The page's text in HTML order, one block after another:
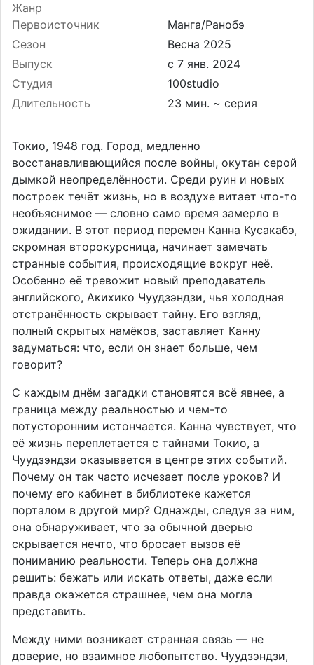
Жанр
Первоисточник
Манга/Ранобэ
Сезон
Весна 2025
Выпуск
Студия
100studio
Длительность
23 мин. ~ серия
Токио, 1948 год. Город, медленно
восстанавливающийся после войны, окутан серой
дымкой неопределённости. Среди руин и новых
построек течёт жизнь, но в воздухе витает что-то
необъяснимое — словно само время замерло в
ожидании. В этот период перемен Канна Кусакабэ,
скромная второкурсница, начинает замечать
странные события, происходящие вокруг неё.
Особенно её тревожит новый преподаватель
английского, Акихико Чуудзэндзи, чья холодная
отстранённость скрывает тайну. Его взгляд,
полный скрытых намёков, заставляет Канну
задуматься: что, если он знает больше, чем
говорит?
С каждым днём загадки становятся всё явнее, а
граница между реальностью и чем-то
потусторонним истончается. Канна чувствует, что
её жизнь переплетается с тайнами Токио, а
Чуудзэндзи оказывается в центре этих событий.
Почему он так часто исчезает после уроков? И
почему его кабинет в библиотеке кажется
порталом в другой мир? Однажды, следуя за ним,
она обнаруживает, что за обычной дверью
скрывается нечто, что бросает вызов её
пониманию реальности. Теперь она должна
решить: бежать или искать ответы, даже если
правда окажется страшнее, чем она могла
представить.
Между ними возникает странная связь — не
доверие, но взаимное любопытство. Чуудзэндзи,